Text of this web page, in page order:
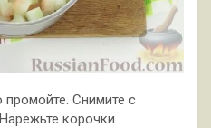
Снимите с
корочки